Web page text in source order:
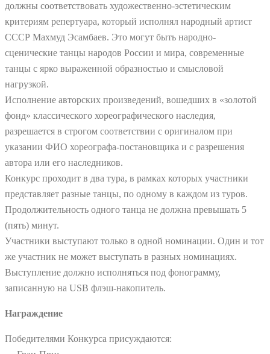
должны соответствовать художественно-эстетическим
критериям репертуара, который исполнял народный артист
СССР Махмуд Эсамбаев. Это могут быть народно-
сценические танцы народов России и мира, современные
танцы с ярко выраженной образностью и смысловой
нагрузкой.
Исполнение авторских произведений, вошедших в «золотой
фонд» классического хореографического наследия,
разрешается в строгом соответствии с оригиналом при
указании ФИО хореографа-постановщика и с разрешения
автора или его наследников.
Конкурс проходит в два тура, в рамках которых участники
представляет разные танцы, по одному в каждом из туров.
Продолжительность одного танца не должна превышать 5
(пять) минут.
Участники выступают только в одной номинации. Один и тот
же участник не может выступать в разных номинациях.
Выступление должно исполняться под фонограмму,
записанную на USB флэш-накопитель.
Награждение
Победителями Конкурса присуждаются: